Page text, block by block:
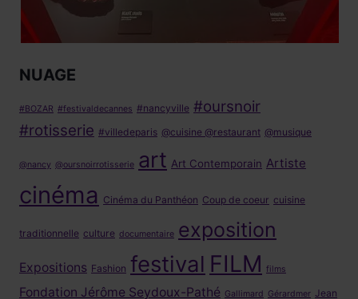
NUAGE
#BOZAR #festivaldecannes #nancyville #oursnoir
#rotisserie #villedeparis @cuisine @restaurant @musique
@nancy @oursnoirrotisserie art Art Contemporain Artiste
cinéma Cinéma du Panthéon Coup de coeur cuisine
traditionnelle culture documentaire exposition
Expositions Fashion festival FILM films
Fondation Jérôme Seydoux-Pathé Gallimard Gérardmer Jean